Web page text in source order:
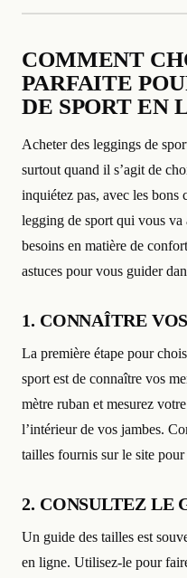
COMMENT
PARFAITE
DE SPORT EN
Acheter des leggings de
surtout quand il s’agit de
inquiétez pas, avec les
legging de sport qui vous
besoins en matière de
astuces pour vous guider
1. CONNAÎTRE
La première étape pour
sport est de connaître vos
mètre ruban et mesurez
l’intérieur de vos jambes.
tailles fournis sur le site
2. CONSULTEZ LE
Un guide des tailles est
en ligne. Utilisez-le pour